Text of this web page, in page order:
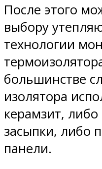
После этого
выбору
технологии
большинстве
изолятора
керамзит,
засыпки, либо
панели.